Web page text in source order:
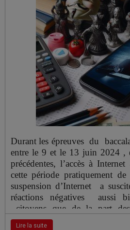
de diverses pièces et
d’une caution de 200 000
public. En outre le candidat
dépôt de sa déclaration de
comportant au moins 600
de membres élus
communales, de wilayas ou
au moins à travers 29
comportant au moins
individuelles d’électeurs
électorale recueillies à travers
Durant les épreuves du
entre le 9 et le 13 juin 2024 ,
précédentes, l’accès à
cette période pratiquement
suspension d’Internet a
réactions négatives aussi
citoyens que de la part
économique qui la jugent
Lire la suite